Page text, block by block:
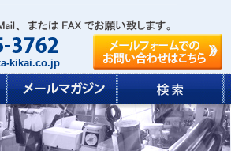
kikai.co.jp